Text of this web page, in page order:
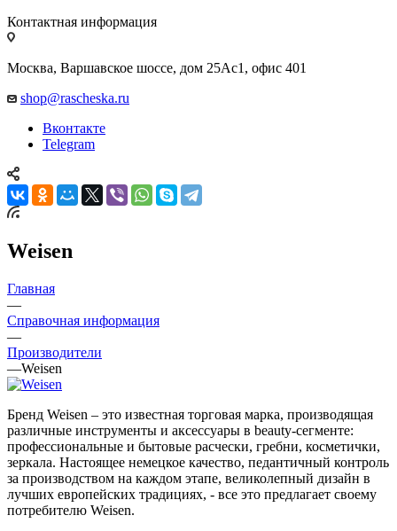
Контактная информация
Москва, Варшавское шоссе, дом 25Аc1, офис 401
shop@rascheska.ru
Вконтакте
Telegram
Weisen
Главная
—
Справочная информация
—
Производители
—Weisen
Бренд Weisen – это известная торговая марка, производящая
различные инструменты и аксессуары в beauty-сегменте:
профессиональные и бытовые расчески, гребни, косметички,
зеркала. Настоящее немецкое качество, педантичный контроль
за производством на каждом этапе, великолепный дизайн в
лучших европейских традициях, - все это предлагает своему
потребителю Weisen.